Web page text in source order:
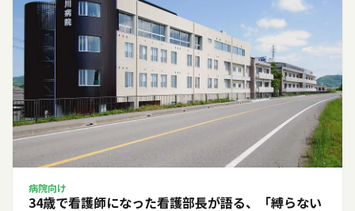
病院向け
34歳で看護師になった看護部長が語る、「縛らない